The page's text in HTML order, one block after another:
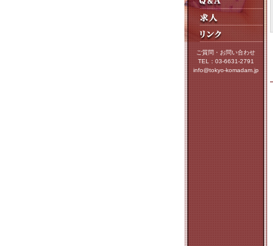
ご質問・お問い合わせ
TEL：03-6631-2791
info@tokyo-komadam.jp